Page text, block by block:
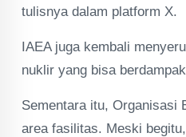
tulisnya dalam platform X.
IAEA juga kembali
nuklir yang bisa
Sementara itu, Organisasi
area fasilitas. Meski